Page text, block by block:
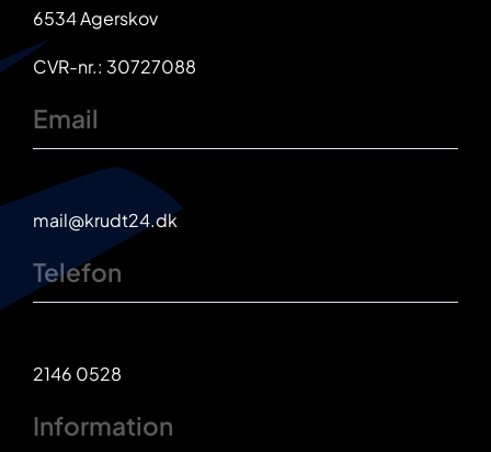
6534 Agerskov
CVR-nr.: 30727088
Email
mail@krudt24.dk
Telefon
2146 0528
Information